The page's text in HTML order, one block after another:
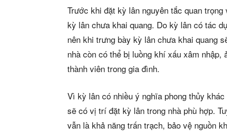
Trang
Dự án
Mua
Thị
Liên hệ
Trước khi đặt kỳ lân nguyên tắc quan
kỳ lân chưa khai quang. Do kỳ lân có tác
nên khi trưng bày kỳ lân chưa khai quang
nhà còn có thể bị luồng khí xấu xâm
thành viên trong gia đình.
Vì kỳ lân có nhiều ý nghĩa phong thủy
sẽ có vị trí đặt kỳ lân trong nhà phù hợp.
vẫn là khả năng trấn trạch, bảo vệ nguồn